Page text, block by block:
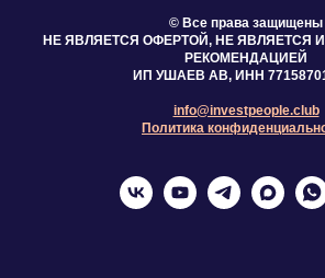
© Все права защищены
НЕ ЯВЛЯЕТСЯ ОФЕРТОЙ, НЕ ЯВЛЯЕТСЯ
РЕКОМЕНДАЦИЕЙ
ИП УШАЕВ АВ, ИНН
info@investpeople.club
Политика